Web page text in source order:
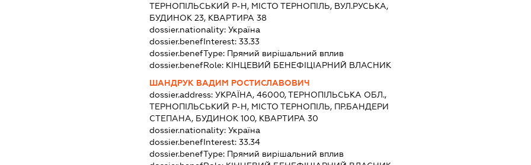
ТЕРНОПІЛЬСЬКИЙ Р-Н, МІСТО ТЕРНОПІЛЬ, ВУЛ.РУСЬКА,
БУДИНОК 23, КВАРТИРА 38
dossier.nationality: Україна
dossier.benefInterest: 33.33
dossier.benefType: Прямий вирішальний вплив
dossier.benefRole: КІНЦЕВИЙ БЕНЕФІЦІАРНИЙ ВЛАСНИК
ШАНДРУК ВАДИМ РОСТИСЛАВОВИЧ
dossier.address: УКРАЇНА, 46000, ТЕРНОПІЛЬСЬКА ОБЛ.,
ТЕРНОПІЛЬСЬКИЙ Р-Н, МІСТО ТЕРНОПІЛЬ, ПР.БАНДЕРИ
СТЕПАНА, БУДИНОК 100, КВАРТИРА 30
dossier.nationality: Україна
dossier.benefInterest: 33.34
dossier.benefType: Прямий вирішальний вплив